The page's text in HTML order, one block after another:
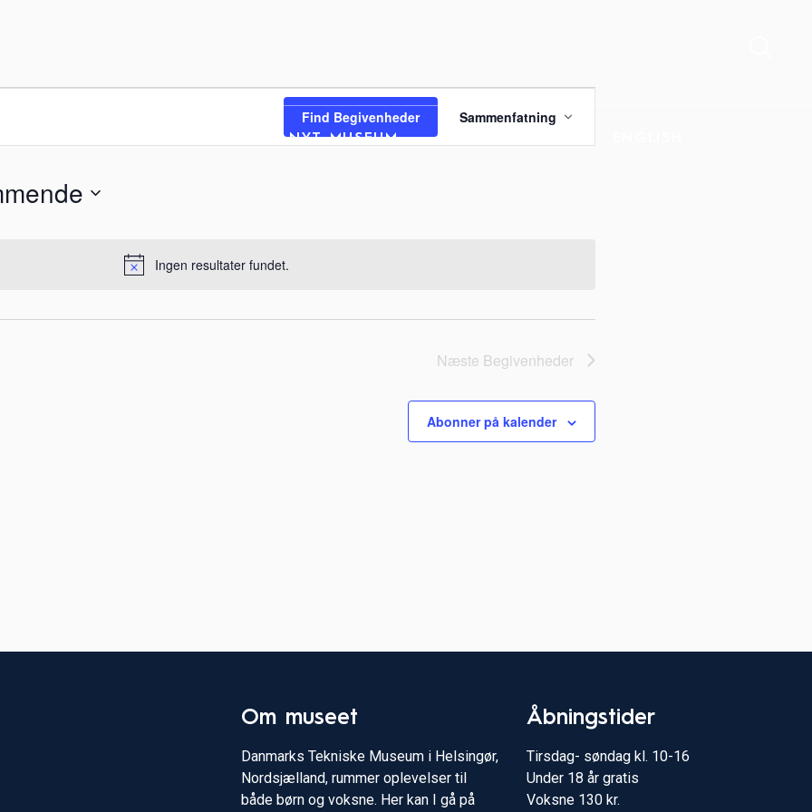
NYT MUSEUM
Notice
Ingen resultater fundet.
Find Begivenheder
Visninger
Sammenfatning
Næste Begivenheder
Abonner på kalender
Om museet
Danmarks Tekniske Museum i Helsingør,
Nordsjælland, rummer oplevelser til
både børn og voksne. Her kan I gå på
Åbningstider
Tirsdag- søndag kl. 10-16
Under 18 år gratis
Voksne 130 kr.